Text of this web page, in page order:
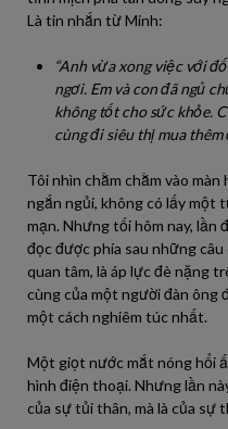
Là tin nhắn từ Minh:
“Anh vừa xong việc với
ngơi. Em và con đã ngủ
không tốt cho sức khỏe.
cùng đi siêu thị mua thêm
Tôi nhìn chằm chằm vào
ngắn ngủi, không có lấy một
mạn. Nhưng tối hôm nay, lần
đọc được phía sau những
quan tâm, là áp lực đè nặng
cùng của một người đàn ông
một cách nghiêm túc nhất.
Một giọt nước mắt nóng hổi
hình điện thoại. Nhưng lần
của sự tủi thân, mà là của sự